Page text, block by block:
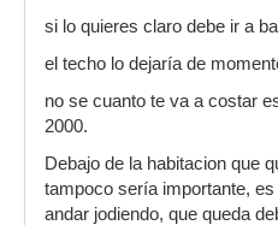
si lo quieres claro debe ir a
el techo lo dejaría de
no se cuanto te va a costar
2000.
Debajo de la habitacion que
tampoco sería importante,
andar jodiendo, que queda